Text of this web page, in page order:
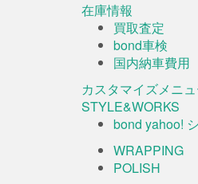
在庫情報
買取査定
bond車検
国内納車費用
カスタマイズメニ
STYLE&WORKS
bond yahoo!
WRAPPING
POLISH